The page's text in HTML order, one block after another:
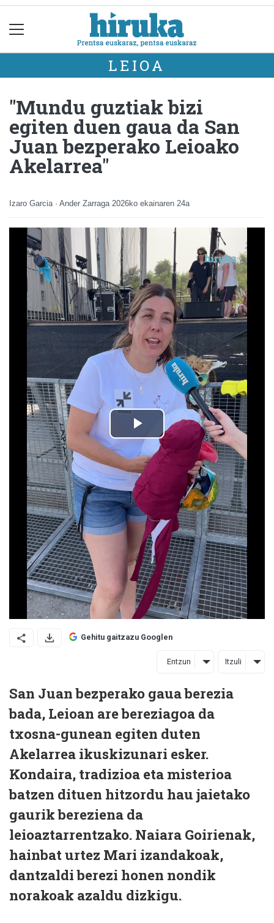
LEIOA
"Mundu guztiak bizi
egiten duen gaua da San
Juan bezperako Leioako
Akelarrea"
Izaro Garcia · Ander Zarraga 2026ko ekainaren 24a
Gehitu gaitzazu Googlen
Entzun Itzuli
San Juan bezperako gaua berezia
bada, Leioan are bereziagoa da
txosna-gunean egiten duten
Akelarrea ikuskizunari esker.
Kondaira, tradizioa eta misterioa
batzen dituen hitzordu hau jaietako
gaurik bereziena da
leioaztarrentzako. Naiara Goirienak,
hainbat urtez Mari izandakoak,
dantzaldi berezi honen nondik
norakoak azaldu dizkigu.